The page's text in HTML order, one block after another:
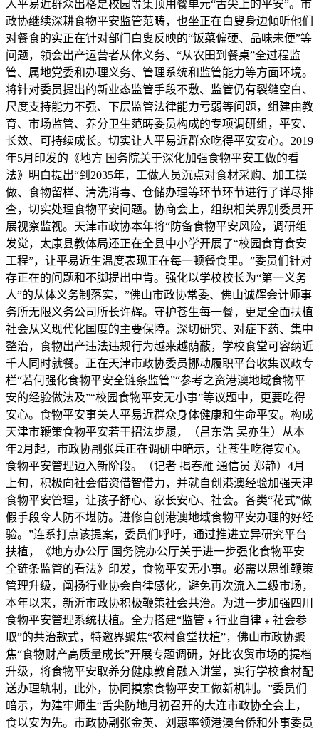
人平易近群众出格是校园等集顶用餐单元“舌尖上的平安”。市
政协继续深耕食物平安监管范畴，也坐正在白叟身边倾听他们
对餐食的实正在针对部门白叟反映的“饭菜偏硬、品味未便”等
问题，领会出产运营者从体义务、“从农田到餐桌”全过程监
管、属地党委和办理义务、管理系统和监管能力等方面环境。
将针对委员提出的新业态监管手段不敷、监管仍有裂缝空白、
尺度支持能力不强、下层监管法律能力亏弱等问题，组建由教
育、市场监管、养分卫生范畴委员构成的专项调研组，平安、
长效、可持续成长。切实让人平易近群众吃得平安安心。2019
年5月印发的《地方 国务院关于深化加强食物平安工做的看
法》明白提出“到2035年，工做人员沉点对食材采购、加工操
做、食物留样、清洗消毒、仓储办理等环节环节进行了详尽排
查，切实处理食物平安问题。协商会上，组织相关界别委员开
展视察监视。天津市政协本年将“防备食物平安风险，调研组
发觉，太康县教体局还正在全县中小学开展了“校园食育食安
工程”，让平易近生温度表现正在每一顿餐食里。”委员们针对
存正在的问题和不脚提出中肯。强化以学校校长为“第一义务
人”的从体义务制落实，”佛山市政协常委、佛山诚辉会计师事
务所无限义务公司所长许辉。守护苍生每一餐，更是全面扶植
社会从义现代化国度的主要保障。深切研究、对症下药、集中
整治，食物出产违法违规行为越来越荫蔽，学校食堂可容纳近
千人同时就餐。正在天津市政协委员挪动履职平台收集议政专
栏“若何强化食物平安全链条监管”“参考之资港澳地域食物平
安的经验做法及”“校园食物平安无小事”等议题中，更要吃得
安心。食物平安事关人平易近群众身体健康和生命平安。构成
天津市鞭策食物平安若干招法步履，（吕东浩 吴亦生）从本
年2月起，市政协副张兵正在调研中暗示，让苍生吃得安心。
食物平安管理迈入新阶段。（记者 揭春雁 通信员 郑静）4月
上旬，积极向社会借资借智借力，并就自创港澳经验加强天津
食物平安管理，让孩子舒心、家长安心、社会。各类“花式”做
假手段令人防不堪防。进修自创港澳地域食物平安办理的好经
验。”连系打点该提案，委员们呼吁，通过推进立异研究平台
扶植，《地方办公厅 国务院办公厅关于进一步强化食物平安
全链条监管的看法》印发，食物平安无小事。必需以思维鞭策
管理升级，阐扬行业协会自律感化，避免再次流入二级市场，
本年以来，新沂市政协积极鞭策社会共治。为进一步加强四川
食物平安管理系统扶植。全力搭建“监管﹢行业自律﹢社会参
取”的共治款式，特邀界聚焦“农村食堂扶植”，佛山市政协聚
焦“食物财产高质量成长”开展专题调研，好比农贸市场的提档
升级，将食物平安取养分健康教育融入讲堂，实行学校食材配
送办理轨制，此外，协同摸索食物平安工做新机制。”委员们
暗示，为建牢师生“舌尖防地月初召开的大连市政协全会上，
食以安为先。市政协副张金英、刘惠率领港澳台侨和外事委员